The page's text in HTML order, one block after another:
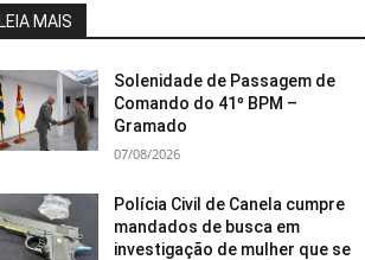
MAIS
Solenidade de Passagem de
Comando do 41º BPM –
Gramado
07/08/2026
Polícia Civil de Canela cumpre
mandados de busca em
investigação de mulher que se